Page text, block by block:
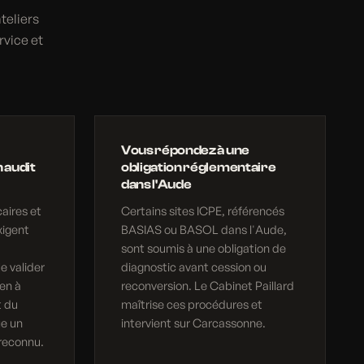
et
audit
et
valider
à
du
un
Vous répondez à une
obligation réglementaire
dans l'Aude
Certains sites ICPE, référencés
BASIAS ou BASOL dans l'Aude,
sont soumis à une obligation de
diagnostic avant cession ou
reconversion. Le Cabinet Paillard
maîtrise ces procédures et
intervient sur Carcassonne.